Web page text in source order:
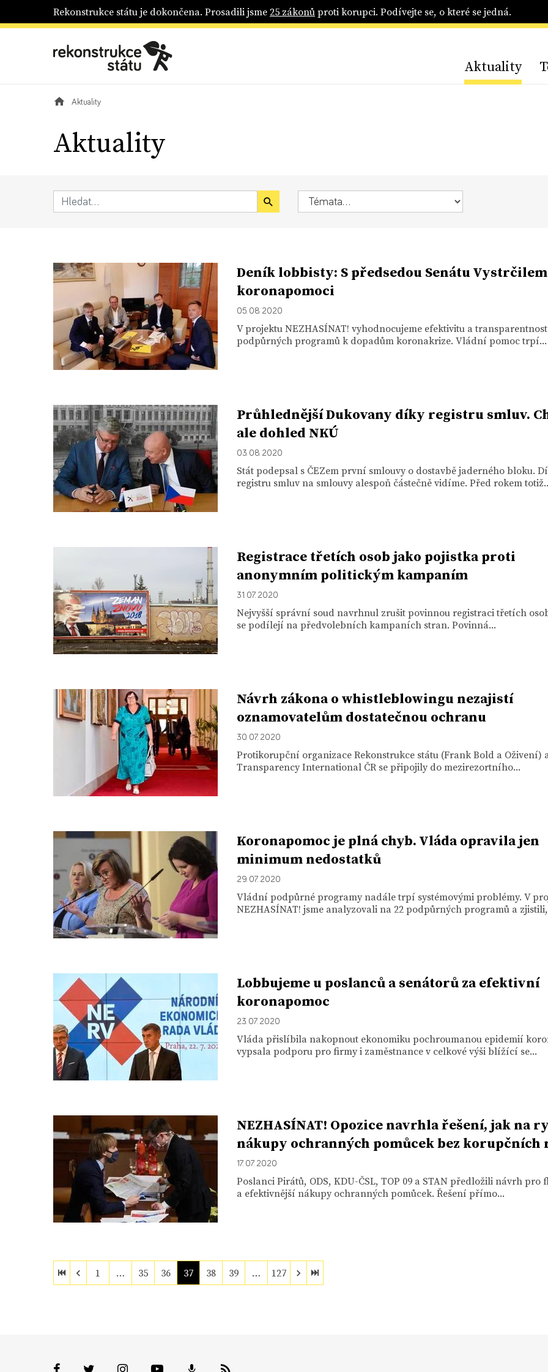
Rekonstrukce státu je dokončena. Prosadili jsme25 zákonůproti korupci. Podívejte se, o které se jedná.
Aktuality
Aktuality
Aktuality
Deník lobbisty: S předsedou Senátu
koronapomoci
05. 08. 2020
V projektu NEZHASÍNAT! vyhodnocujeme efektivitu a transparentnost
podpůrných programů k dopadům koronakrize. Vládní pomoc trpí...
Průhlednější Dukovany díky registru smluv.
ale dohled NKÚ
03. 08. 2020
Stát podepsal s ČEZem první smlouvy o dostavbě jaderného bloku.
registru smluv na smlouvy alespoň částečně vidíme. Před rokem
Registrace třetích osob jako pojistka proti
anonymním politickým kampaním
31. 07. 2020
Nejvyšší správní soud navrhnul zrušit povinnou registraci třetích
se podílejí na předvolebních kampaních stran. Povinná...
Návrh zákona o whistleblowingu nezajistí
oznamovatelům dostatečnou ochranu
30. 07. 2020
Protikorupční organizace Rekonstrukce státu (Frank Bold a Oživení)
Transparency International ČR se připojily do mezirezortního...
Koronapomoc je plná chyb. Vláda opravila jen
minimum nedostatků
29. 07. 2020
Vládní podpůrné programy nadále trpí systémovými problémy. V
NEZHASÍNAT! jsme analyzovali na 22 podpůrných programů a
Lobbujeme u poslanců a senátorů za efektivní
koronapomoc
23. 07. 2020
Vláda přislíbila nakopnout ekonomiku pochroumanou epidemií
vypsala podporu pro firmy i zaměstnance v celkové výši blížící se...
NEZHASÍNAT! Opozice navrhla řešení, jak na
nákupy ochranných pomůcek bez
17. 07. 2020
Poslanci Pirátů, ODS, KDU-ČSL, TOP 09 a STAN předložili návrh pro
a efektivnější nákupy ochranných pomůcek. Řešení přímo...
1 … 35 36 37 38 39 … 127